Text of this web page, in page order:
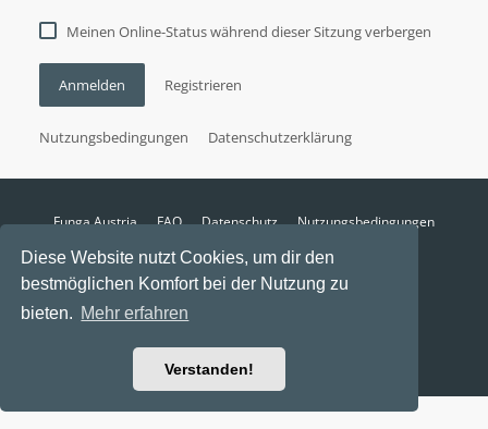
Diese Website nutzt Cookies, um dir den
bestmöglichen Komfort bei der Nutzung zu
bieten. Mehr erfahren
Verstanden!
Meinen Online-Status während dieser Sitzung verbergen
Anmelden Registrieren
Nutzungsbedingungen Datenschutzerklärung
Funga Austria FAQ Datenschutz
Nutzungsbedingungen
Alle Zeiten sindUTC+02:00
Aktuelle Zeit: 7. August 2026, 12:15
Powered byphpBB
Ravaio Theme byGramziu